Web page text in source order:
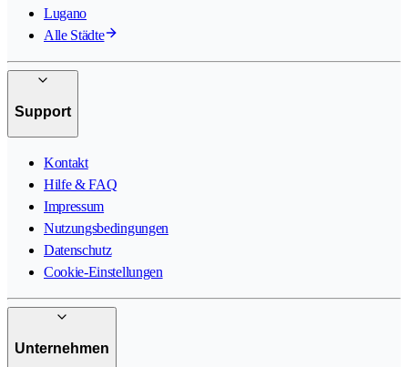
Lugano
Alle Städte
Support
Kontakt
Hilfe & FAQ
Impressum
Nutzungsbedingungen
Datenschutz
Cookie-Einstellungen
Unternehmen